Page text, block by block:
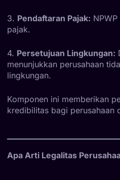
3. Pendaftaran Pajak:
pajak.
4. Persetujuan Lingkungan:
menunjukkan perusahaan
lingkungan.
Komponen ini memberikan
kredibilitas bagi perusahaan
Apa Arti Legalitas